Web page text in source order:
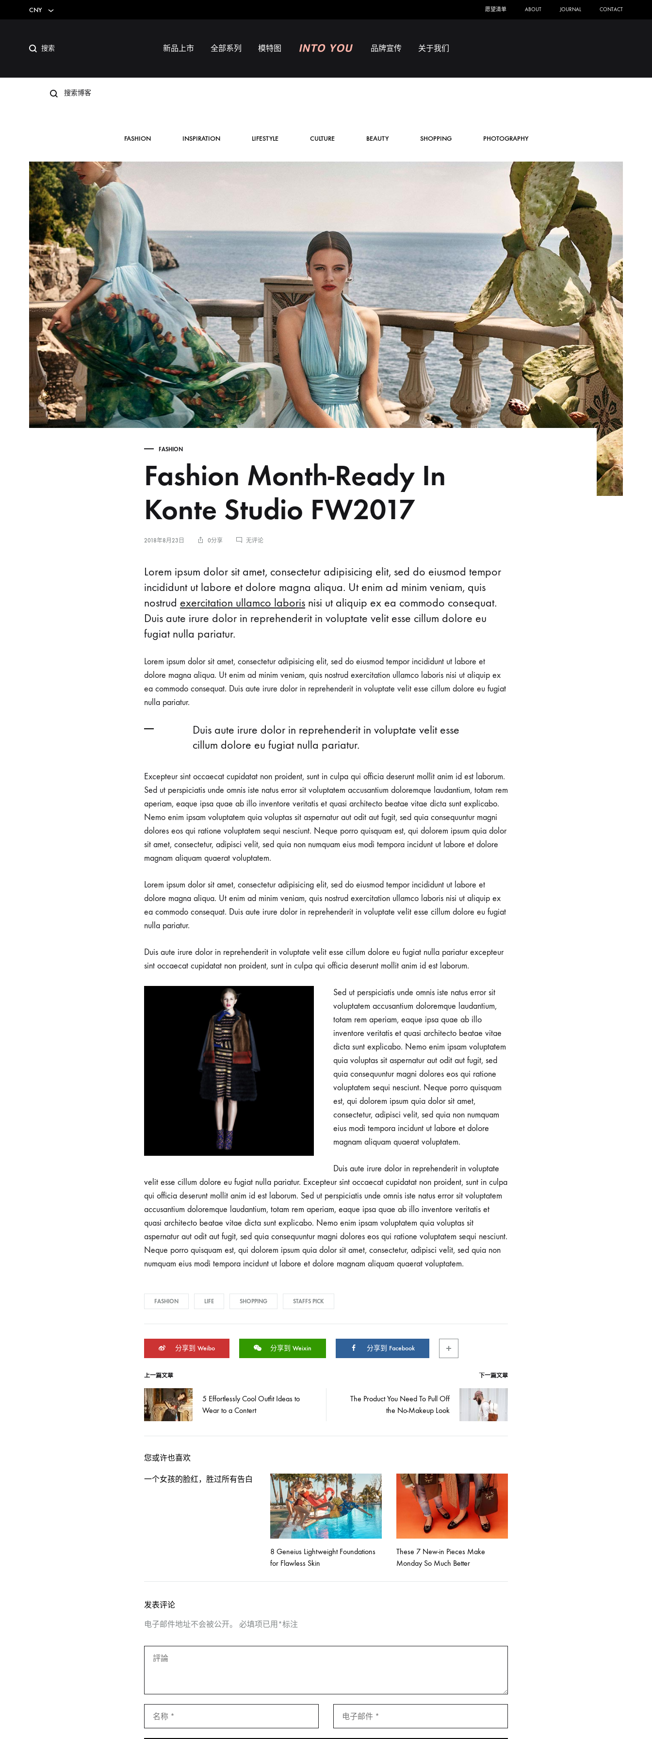
CNY 愿望清单 ABOUT JOURNAL CONTACT
Accessories
Footwear
Sweatshirt
新品上市 全部系列 模特图 品牌宣传 关于我们
FASHION INSPIRATION LIFESTYLE CULTURE BEAUTY SHOPPING PHOTOGRAPHY
FASHION
Fashion Month-Ready In
Konte Studio FW2017
2018年8月23日 0分享
FASHION
KONTE
STUDIO
FW2017
无评论
Fashion
Month-
Ready
In
Konte
Studio
FW2017
2018
8
月
日
分
享
FASHION
MONTH-
READY
STUDIO
FW2017
无
论
Lorem ipsum dolor sit amet, consectetur adipisicing elit, sed do eiusmod tempor
incididunt ut labore et dolore magna aliqua. Ut enim ad minim veniam, quis
nostrud exercitation ullamco laboris nisi ut aliquip ex ea commodo consequat.
Duis aute irure dolor in reprehenderit in voluptate velit esse cillum dolore eu
fugiat nulla pariatur.
Lorem ipsum dolor sit amet, consectetur adipisicing elit, sed do eiusmod tempor incididunt ut labore et
dolore magna aliqua. Ut enim ad minim veniam, quis nostrud exercitation ullamco laboris nisi ut aliquip ex
ea commodo consequat. Duis aute irure dolor in reprehenderit in voluptate velit esse cillum dolore eu fugiat
nulla pariatur.
Duis aute irure dolor in reprehenderit in voluptate velit esse
cillum dolore eu fugiat nulla pariatur.
Excepteur sint occaecat cupidatat non proident, sunt in culpa qui officia deserunt mollit anim id est laborum.
Sed ut perspiciatis unde omnis iste natus error sit voluptatem accusantium doloremque laudantium, totam rem
aperiam, eaque ipsa quae ab illo inventore veritatis et quasi architecto beatae vitae dicta sunt explicabo.
Nemo enim ipsam voluptatem quia voluptas sit aspernatur aut odit aut fugit, sed quia consequuntur magni
dolores eos qui ratione voluptatem sequi nesciunt. Neque porro quisquam est, qui dolorem ipsum quia dolor
sit amet, consectetur, adipisci velit, sed quia non numquam eius modi tempora incidunt ut labore et dolore
magnam aliquam quaerat voluptatem.
Lorem ipsum dolor sit amet, consectetur adipisicing elit, sed do eiusmod tempor incididunt ut labore et
dolore magna aliqua. Ut enim ad minim veniam, quis nostrud exercitation ullamco laboris nisi ut aliquip ex
ea commodo consequat. Duis aute irure dolor in reprehenderit in voluptate velit esse cillum dolore eu fugiat
nulla pariatur.
Duis aute irure dolor in reprehenderit in voluptate velit esse cillum dolore eu fugiat nulla pariatur excepteur
sint occaecat cupidatat non proident, sunt in culpa qui officia deserunt mollit anim id est laborum.
Sed ut perspiciatis unde omnis iste natus error sit
voluptatem accusantium doloremque laudantium,
totam rem aperiam, eaque ipsa quae ab illo
inventore veritatis et quasi architecto beatae vitae
dicta sunt explicabo. Nemo enim ipsam voluptatem
quia voluptas sit aspernatur aut odit aut fugit, sed
quia consequuntur magni dolores eos qui ratione
voluptatem sequi nesciunt. Neque porro quisquam
est, qui dolorem ipsum quia dolor sit amet,
consectetur, adipisci velit, sed quia non numquam
eius modi tempora incidunt ut labore et dolore
magnam aliquam quaerat voluptatem.
Duis aute irure dolor in reprehenderit in voluptate
velit esse cillum dolore eu fugiat nulla pariatur. Excepteur sint occaecat cupidatat non proident, sunt in culpa
qui officia deserunt mollit anim id est laborum. Sed ut perspiciatis unde omnis iste natus error sit voluptatem
accusantium doloremque laudantium, totam rem aperiam, eaque ipsa quae ab illo inventore veritatis et
quasi architecto beatae vitae dicta sunt explicabo. Nemo enim ipsam voluptatem quia voluptas sit
aspernatur aut odit aut fugit, sed quia consequuntur magni dolores eos qui ratione voluptatem sequi nesciunt.
Neque porro quisquam est, qui dolorem ipsum quia dolor sit amet, consectetur, adipisci velit, sed quia non
numquam eius modi tempora incidunt ut labore et dolore magnam aliquam quaerat voluptatem.
FASHION LIFE SHOPPING STAFFS PICK
分享到 Weibo 分享到 Weixin 分享到 Facebook
文
章
导
航
上一篇文章 下一篇文章
5 Effortlessly Cool Outfit Ideas to
Wear to a Contert
The Product You Need To Pull Off
the No-Makeup Look
您或许也喜欢
一个女孩的脸红，胜过所有告白
8 Geneius Lightweight Foundations
for Flawless Skin
These 7 New-in Pieces Make
Monday So Much Better
发表评论
电子邮件地址不会被公开。 必填项已用 *标注